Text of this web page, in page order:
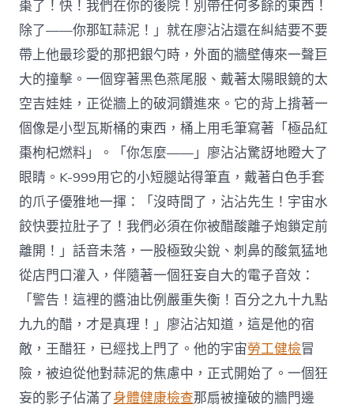
棗了！快！我們在你的後院！別帶任何多餘的東西！
除了——你那缸蒜泥！」就在廖沾沾還在糾結要不要
帶上他最珍愛的那把銀勺時，外面的牆壁傳來一聲巨
大的撞擊。一個穿著黑色燕尾服、戴著太陽眼鏡的太
空吉娃娃，正從牆上的破洞鑽進來。它的背上揹著一
個像是小型瓦斯桶的東西，桶上用毛筆寫著「極品紅
棗枸杞燃料」。「你怎麼——」廖沾沾驚訝地瞪大了
眼睛。K-999用它的小短腿站得筆直，戴著白色手套
的爪子優雅地一揮：「沒時間了，沾沾先生！宇宙水
餃快要拉肚子了！我們必須在你被醋酸離子炮鎖定前
離開！」話音未落，一股極致尖銳、刺鼻的酸氣猛地
從店門口灌入，伴隨著一個狂妄自大的電子音效：
「警告！這裡的醬油比例嚴重失衡！百分之九十九點
九九的醋，才是真理！」廖沾沾知道，這是他的宿
敵，王醋狂，已經找上門了。他的宇宙勞工健檢冒
險，被迫從他對蒜泥的焦慮中，正式開始了。一個狂
妄的影子佔滿了身體健康檢查那扇被撞破的牆門邊